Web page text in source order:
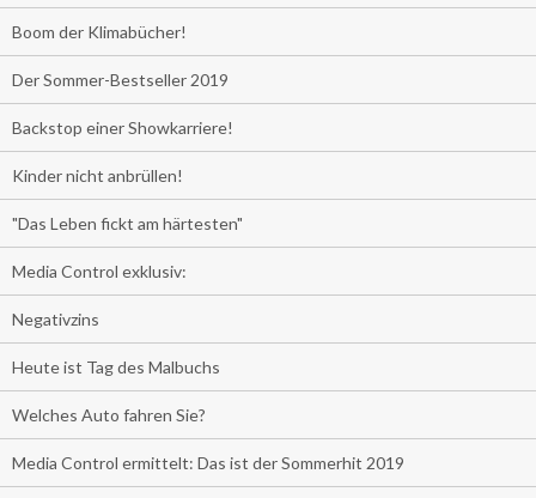
Boom der Klimabücher!
Der Sommer-Bestseller 2019
Backstop einer Showkarriere!
Kinder nicht anbrüllen!
"Das Leben fickt am härtesten"
Media Control exklusiv:
Negativzins
Heute ist Tag des Malbuchs
Welches Auto fahren Sie?
Media Control ermittelt: Das ist der Sommerhit 2019